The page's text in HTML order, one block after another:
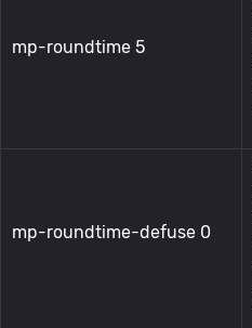
mp-roundtime 5
mp-roundtime-defuse 0